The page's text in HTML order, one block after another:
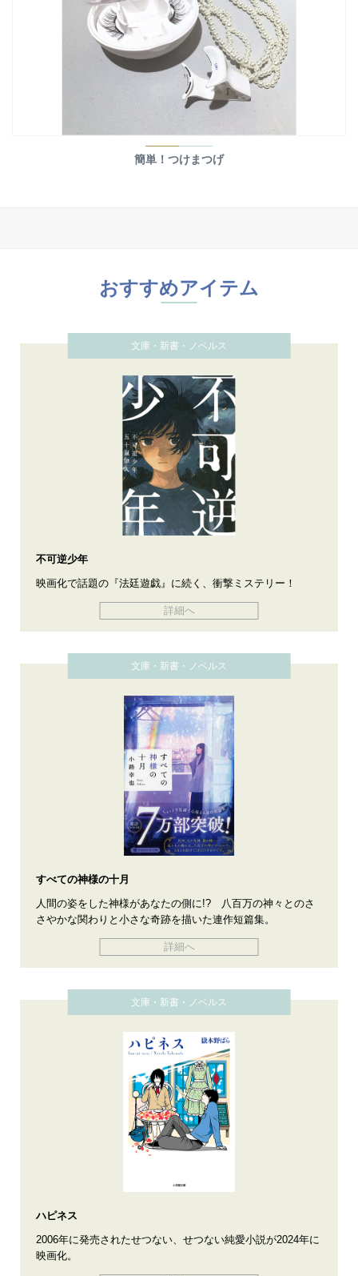
簡単！つけまつげ
おすすめアイテム
文庫・新書・ノベルス
不可逆少年
映画化で話題の『法廷遊戯』に続く、衝撃ミステリー！
詳細へ
文庫・新書・ノベルス
すべての神様の十月
人間の姿をした神様があなたの側に!? 八百万の神々とのさ
さやかな関わりと小さな奇跡を描いた連作短篇集。
詳細へ
文庫・新書・ノベルス
ハピネス
2006年に発売されたせつない、せつない純愛小説が2024年に
映画化。